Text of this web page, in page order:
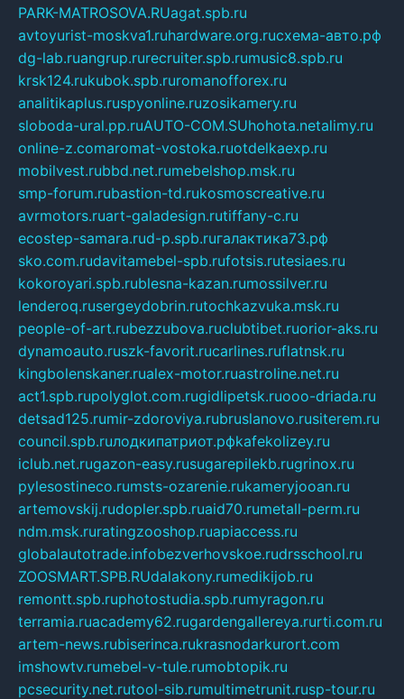
PARK-MATROSOVA.RUagat.spb.ru
avtoyurist-moskva1.ruhardware.org.ruсхема-авто.рф
dg-lab.ruangrup.rurecruiter.spb.rumusic8.spb.ru
krsk124.rukubok.spb.ruromanofforex.ru
analitikaplus.ruspyonline.ruzosikamery.ru
sloboda-ural.pp.ruAUTO-COM.SUhohota.netalimy.ru
online-z.comaromat-vostoka.ruotdelkaexp.ru
mobilvest.rubbd.net.rumebelshop.msk.ru
smp-forum.rubastion-td.rukosmoscreative.ru
avrmotors.ruart-galadesign.rutiffany-c.ru
ecostep-samara.rud-p.spb.ruгалактика73.рф
sko.com.rudavitamebel-spb.rufotsis.rutesiaes.ru
kokoroyari.spb.rublesna-kazan.rumossilver.ru
lenderoq.rusergeydobrin.rutochkazvuka.msk.ru
people-of-art.rubezzubova.ruclubtibet.ruorior-aks.ru
dynamoauto.ruszk-favorit.rucarlines.ruflatnsk.ru
kingbolenskaner.rualex-motor.ruastroline.net.ru
act1.spb.rupolyglot.com.rugidlipetsk.ruooo-driada.ru
detsad125.rumir-zdoroviya.rubruslanovo.rusiterem.ru
council.spb.ruлодкипатриот.рфkafekolizey.ru
iclub.net.rugazon-easy.rusugarepilekb.rugrinox.ru
pylesostineco.rumsts-ozarenie.rukameryjooan.ru
artemovskij.rudopler.spb.ruaid70.rumetall-perm.ru
ndm.msk.ruratingzooshop.ruapiaccess.ru
globalautotrade.infobezverhovskoe.rudrsschool.ru
ZOOSMART.SPB.RUdalakony.rumedikijob.ru
remontt.spb.ruphotostudia.spb.rumyragon.ru
terramia.ruacademy62.rugardengallereya.rurti.com.ru
artem-news.rubiserinca.rukrasnodarkurort.com
imshowtv.rumebel-v-tule.rumobtopik.ru
pcsecurity.net.rutool-sib.rumultimetrunit.rusp-tour.ru